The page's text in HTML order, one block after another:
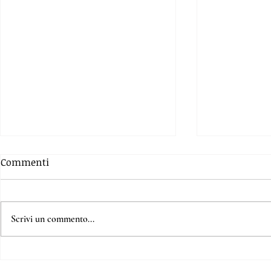
Commenti
Scrivi un commento...